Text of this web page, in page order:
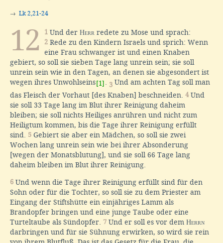
→ Lk 2,21-24
12 1 Und der Herr redete zu Mose und sprach:
2 Rede zu den Kindern Israels und sprich: Wenn
eine Frau schwanger ist und einen Knaben
gebiert, so soll sie sieben Tage lang unrein sein; sie soll
unrein sein wie in den Tagen, an denen sie abgesondert ist
wegen ihres Unwohlseins [1] 3 Und am achten Tag soll man
das Fleisch der Vorhaut [des Knaben] beschneiden. 4Und
sie soll 33 Tage lang im Blut ihrer Reinigung daheim
bleiben; sie soll nichts Heiliges anrühren und nicht zum
Heiligtum kommen, bis die Tage ihrer Reinigung erfüllt
sind. 5 Gebiert sie aber ein Mädchen, so soll sie zwei
Wochen lang unrein sein wie bei ihrer Absonderung
[wegen der Monatsblutung], und sie soll 66 Tage lang
daheim bleiben im Blut ihrer Reinigung.
6 Und wenn die Tage ihrer Reinigung erfüllt sind für den
Sohn oder für die Tochter, so soll sie zu dem Priester am
Eingang der Stiftshütte ein einjähriges Lamm als
Brandopfer bringen und eine junge Taube oder eine
Turteltaube als Sündopfer. 7 Und er soll es vor dem Herrn
darbringen und für sie Sühnung erwirken, so wird sie rein